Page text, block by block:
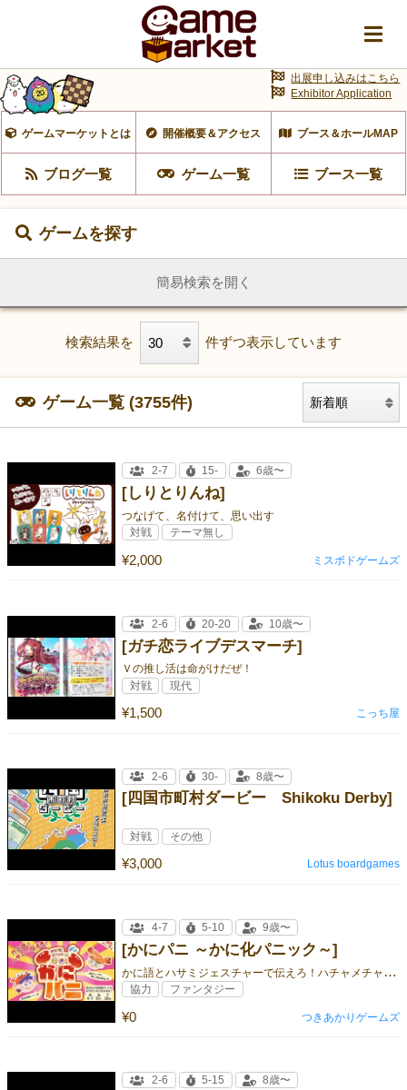
ゲームマーケットとは 開催概要＆アクセス ブース＆ホールMAP
ブログ一覧 ゲーム一覧 ブース一覧
出展申し込みはこちら
Exhibitor Application
ゲームを探す
簡易検索を開く
検索結果を 件ずつ表示しています
ゲーム一覧 (3755件)
[しりとりんね]
つなげて、名付けて、思い出す
¥2,000
2-7 15- 6歳〜
対戦 テーマ無し
ミスボドゲームズ
[ガチ恋ライブデスマーチ]
Ｖの推し活は命がけだぜ！
¥1,500
2-6 20-20 10歳〜
対戦 現代
こっち屋
[四国市町村ダービー Shikoku Derby]
¥3,000
2-6 30- 8歳〜
対戦 その他
Lotus boardgames
[かにパニ ～かに化パニック～]
か
に語とハサミジェスチャーで伝えろ！ハチャメチャ協力コミュニケーションゲーム
¥0
4-7 5-10 9歳〜
協力 ファンタジー
つきあかりゲームズ
2-6 5-15 8歳〜